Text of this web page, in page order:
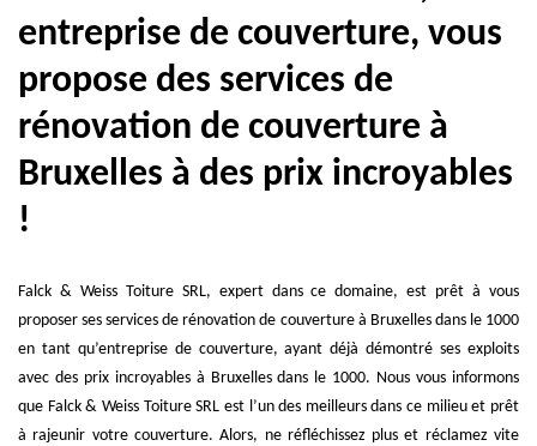
entreprise de couverture, vous
propose des services de
rénovation de couverture à
Bruxelles à des prix incroyables
!
Falck & Weiss Toiture SRL, expert dans ce domaine, est prêt à vous
proposer ses services de rénovation de couverture à Bruxelles dans le 1000
en tant qu’entreprise de couverture, ayant déjà démontré ses exploits
avec des prix incroyables à Bruxelles dans le 1000. Nous vous informons
que Falck & Weiss Toiture SRL est l’un des meilleurs dans ce milieu et prêt
à rajeunir votre couverture. Alors, ne réfléchissez plus et réclamez vite